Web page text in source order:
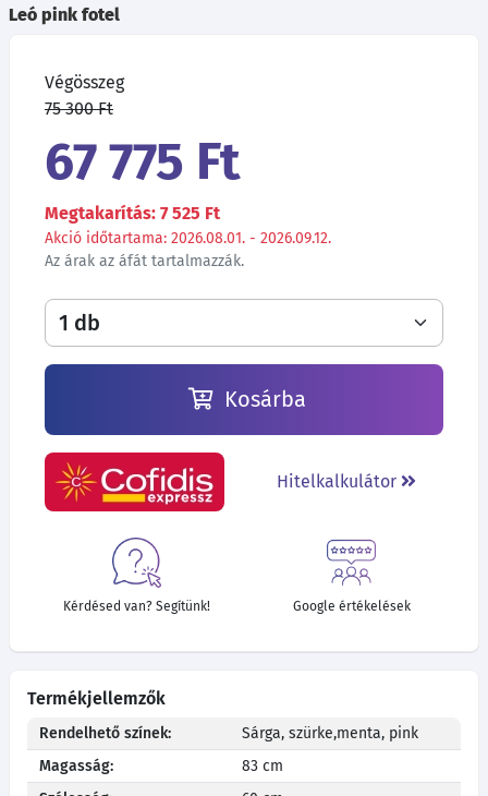
Leó pink fotel
Végösszeg
75 300 Ft
67 775 Ft
Megtakarítás: 7 525 Ft
Akció időtartama: 2026.08.01. - 2026.09.12.
Az árak az áfát tartalmazzák.
Kosárba
Hitelkalkulátor
Kérdésed van? Segítünk! Google értékelések
Termékjellemzők
Rendelhető színek:
Sárga, szürke,menta, pink
Magasság:
83 cm